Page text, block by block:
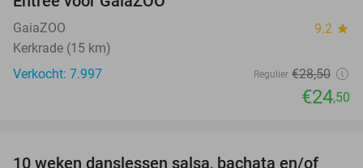
GaiaZOO 9.2 star
Kerkrade (15 km)
Verkocht: 7.997
Regulier €28,50
€24,50
10 weken danslessen salsa, bachata en/of